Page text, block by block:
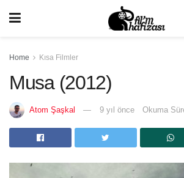
Home Kısa Filmler
Musa (2012)
Atom Şaşkal 9 yıl önce Okuma